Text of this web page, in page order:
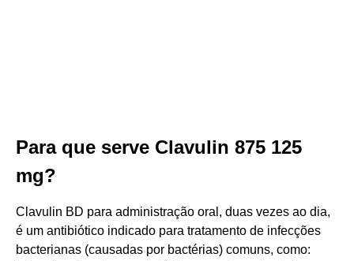
Para que serve Clavulin 875 125
mg?
Clavulin BD para administração oral, duas vezes ao dia,
é um antibiótico indicado para tratamento de infecções
bacterianas (causadas por bactérias) comuns, como: